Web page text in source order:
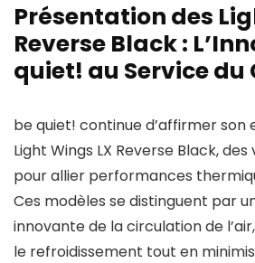
Présentation des
Reverse Black :
quiet! au Service du
be quiet! continue d’affirmer son
Light Wings LX Reverse Black,
pour allier performances
Ces modèles se distinguent par
innovante de la circulation de
le refroidissement tout en